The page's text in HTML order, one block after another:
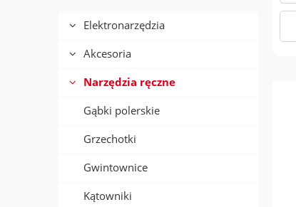
Elektronarzędzia
Akcesoria
Narzędzia ręczne
Gąbki polerskie
Grzechotki
Gwintownice
Kątowniki